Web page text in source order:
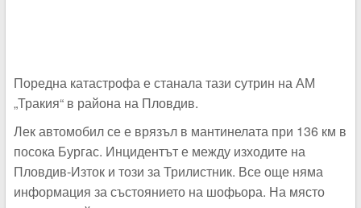
Поредна катастрофа е станала тази сутрин на АМ
„Тракия“ в района на Пловдив.
Лек автомобил се е врязъл в мантинелата при 136 км в
посока Бургас. Инцидентът е между изходите на
Пловдив-Изток и този за Трилистник. Все още няма
информация за състоянието на шофьора. На място